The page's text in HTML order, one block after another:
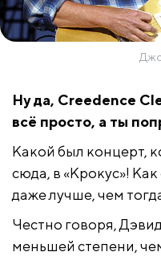
Ну да, Creedence
всё просто, а ты
Какой был концерт,
сюда, в «Крокус»!
даже лучше, чем
Честно говоря,
меньшей степени,